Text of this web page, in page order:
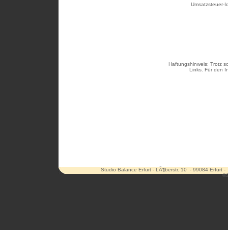
Umsatzsteuer-
Haftungshinweis: Trotz
Links. Für den
Studio Balance Erfurt - LÃ¶berstr. 10 - 99084 Erfurt
©